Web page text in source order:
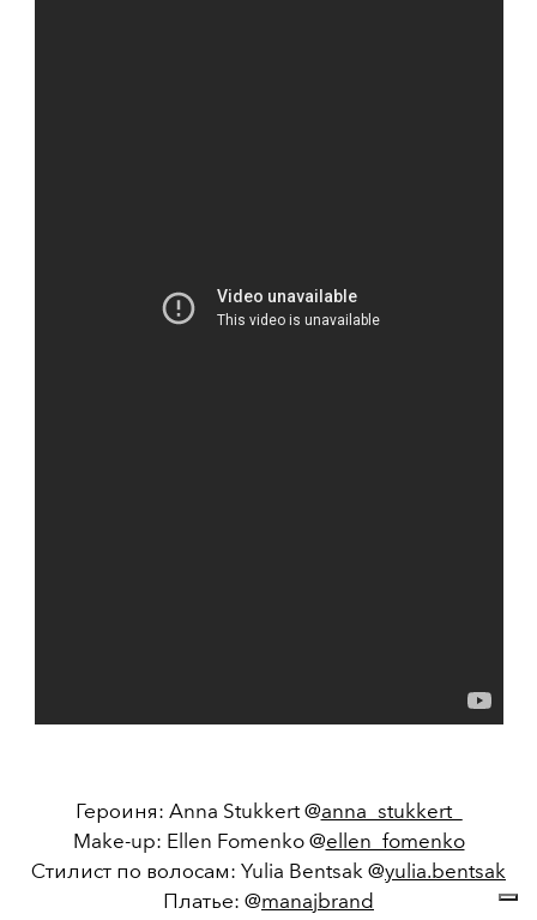
Героиня: Anna Stukkert @anna_stukkert_
Make-up: Ellen Fomenko @ellen_fomenko
Стилист по волосам: Yulia Bentsak @yulia.bentsak
Платье: @manajbrand